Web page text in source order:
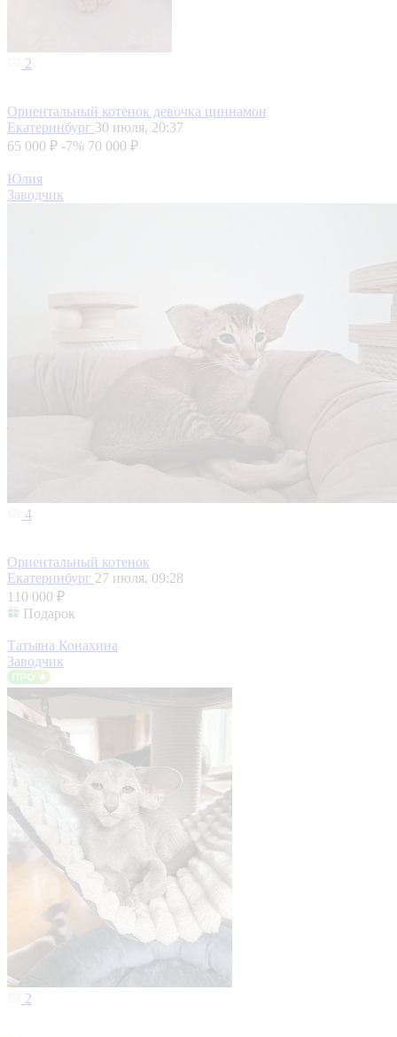
2
Ориентальный котенок девочка циннамон
Екатеринбург 30 июля, 20:37
65 000 ₽ -7% 70 000 ₽
Юлия
Заводчик
4
Ориентальный котенок
Екатеринбург 27 июля, 09:28
110 000 ₽
Подарок
Татьяна Конахина
Заводчик
2